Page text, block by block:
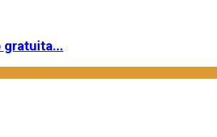
gratuita...